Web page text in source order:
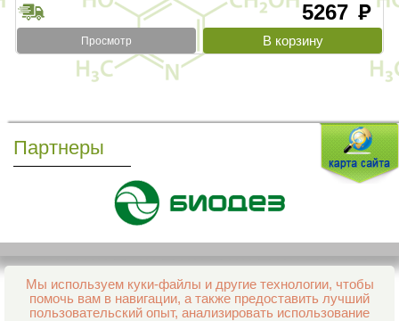
5267 руб
Просмотр
Партнеры
Мы используем куки-файлы и другие технологии, чтобы
помочь вам в навигации, а также предоставить лучший
пользовательский опыт, анализировать использование
Все права защищены и охраняются законом
© 2013–2026 Интернет-аптека Фармация